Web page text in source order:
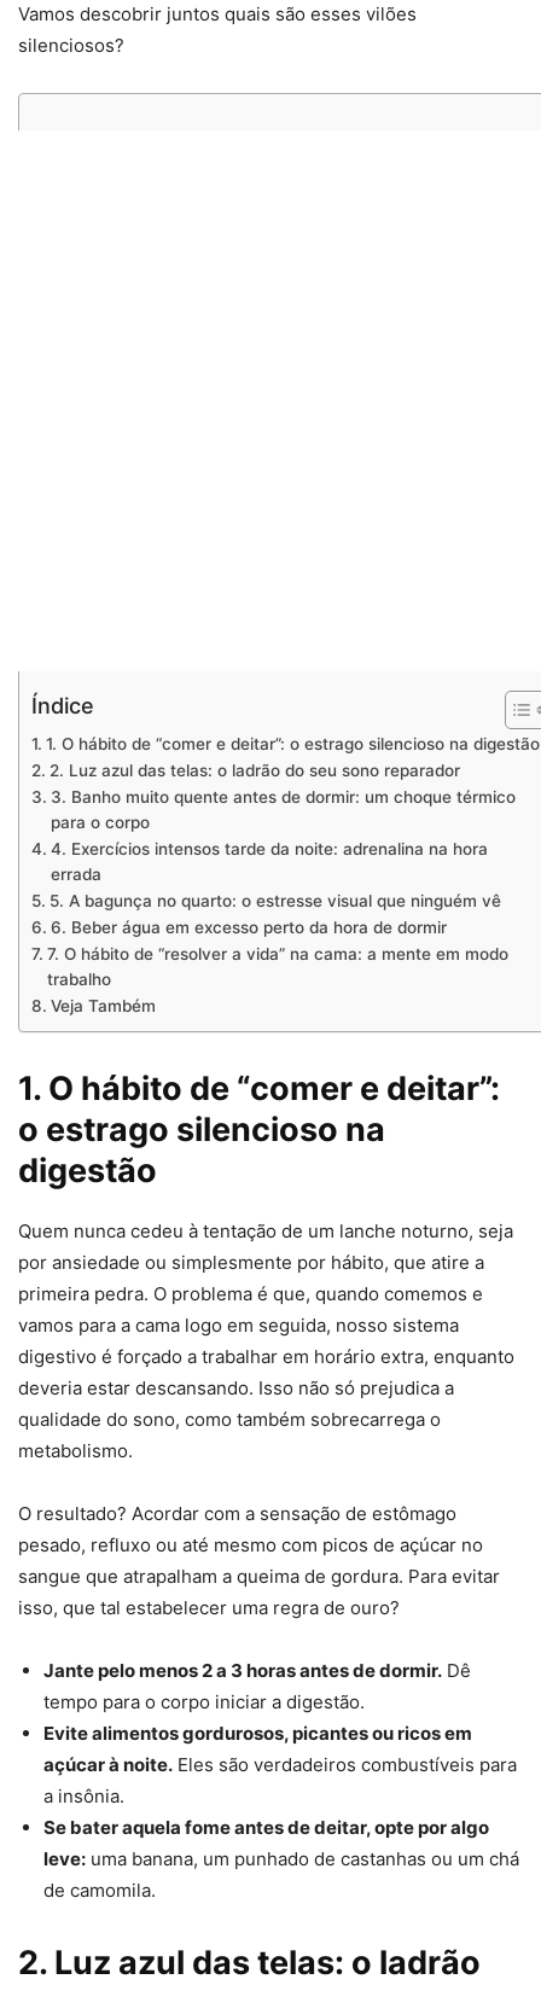
Vamos descobrir juntos quais são esses vilões
silenciosos?
Índice
1. O hábito de “comer e deitar”: o estrago silencioso na digestão
2. Luz azul das telas: o ladrão do seu sono reparador
3. Banho muito quente antes de dormir: um choque térmico
para o corpo
4. Exercícios intensos tarde da noite: adrenalina na hora
errada
5. A bagunça no quarto: o estresse visual que ninguém vê
6. Beber água em excesso perto da hora de dormir
7. O hábito de “resolver a vida” na cama: a mente em modo
trabalho
Veja Também
1. O hábito de “comer e deitar”:
o estrago silencioso na
digestão
Quem nunca cedeu à tentação de um lanche noturno, seja
por ansiedade ou simplesmente por hábito, que atire a
primeira pedra. O problema é que, quando comemos e
vamos para a cama logo em seguida, nosso sistema
digestivo é forçado a trabalhar em horário extra, enquanto
deveria estar descansando. Isso não só prejudica a
qualidade do sono, como também sobrecarrega o
metabolismo.
O resultado? Acordar com a sensação de estômago
pesado, refluxo ou até mesmo com picos de açúcar no
sangue que atrapalham a queima de gordura. Para evitar
isso, que tal estabelecer uma regra de ouro?
Jante pelo menos 2 a 3 horas antes de dormir. Dê
tempo para o corpo iniciar a digestão.
Evite alimentos gordurosos, picantes ou ricos em
açúcar à noite. Eles são verdadeiros combustíveis para
a insônia.
Se bater aquela fome antes de deitar, opte por algo
leve: uma banana, um punhado de castanhas ou um chá
de camomila.
2. Luz azul das telas: o ladrão